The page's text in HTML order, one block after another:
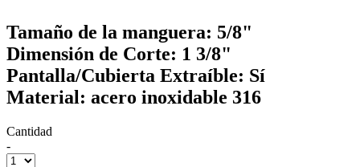
Tamaño de la manguera: 5/8"
Dimensión de Corte: 1 3/8"
Pantalla/Cubierta Extraíble: Sí
Material: acero inoxidable 316
Cantidad
-